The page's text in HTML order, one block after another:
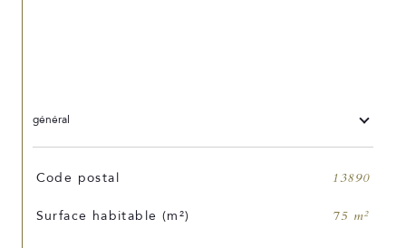
général
TRAD_SIROCCO_Caracteristique
Code postal 13890
Surface habitable (m²) 75 m²